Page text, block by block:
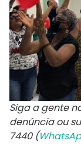
Siga a gente
denúncia ou
7440 (